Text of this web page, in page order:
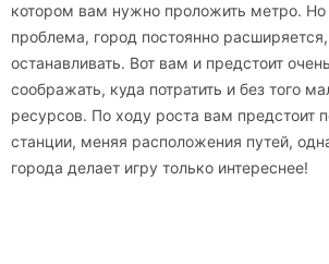
котором вам нужно проложить метро. Но
проблема, город постоянно
останавливать. Вот вам и предстоит
соображать, куда потратить и без того
ресурсов. По ходу роста вам предстоит
станции, меняя расположения путей,
города делает игру только интереснее!